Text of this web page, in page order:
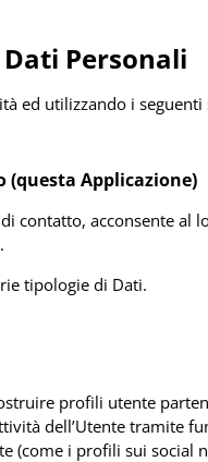
Personali
ed utilizzando i seguenti
Applicazione)
contatto, acconsente
tipologie di Dati.
profili utente
dell’Utente
(come i profili sui